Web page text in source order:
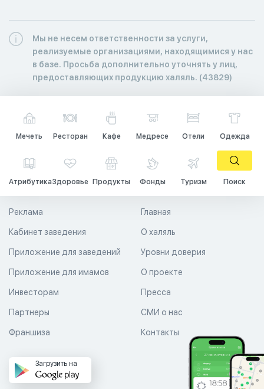
Мы не несем ответственности за услуги,
реализуемые организациями, находящимися у нас
в базе. Просьба дополнительно уточнять у лиц,
предоставляющих продукцию халяль. (43829)
Мечеть Ресторан Кафе Медресе Отели Одежда
АтрибутикаЗдоровье Продукты Фонды Туризм Поиск
Главная
О халяль
Уровни доверия
Реклама
Кабинет заведения
Приложение для заведений
Приложение для имамов О проекте
Пресса
СМИ о нас
Контакты
Инвесторам
Партнеры
Франшиза
Загрузить на